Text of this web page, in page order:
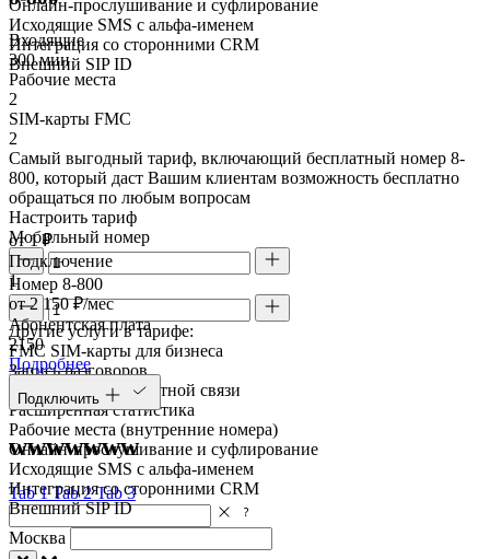
Онлайн-прослушивание и суфлирование
Исходящие SMS с альфа-именем
Интеграция со сторонними CRM
Внешний SIP ID
Входящие
300 мин
Рабочие места
2
SIM-карты FMC
2
Самый выгодный тариф, включающий бесплатный номер 8-
800, который даст Вашим клиентам возможность бесплатно
обращаться по любым вопросам
Настроить тариф
Мобильный номер
Номер 8-800
Другие услуги в тарифе:
FMC SIM-карты для бизнеса
Запись разговоров
Умный виджет обратной связи
Расширенная статистика
Рабочие места (внутренние номера)
Онлайн-прослушивание и суфлирование
Исходящие SMS с альфа-именем
Интеграция со сторонними CRM
Внешний SIP ID
от 1 ₽
Подключение
1
от 2 150 ₽/мес
Абонентская плата
2150
Подробнее
Подключить
wwwwwww
Tab 1Tab 2Tab 3
Москва